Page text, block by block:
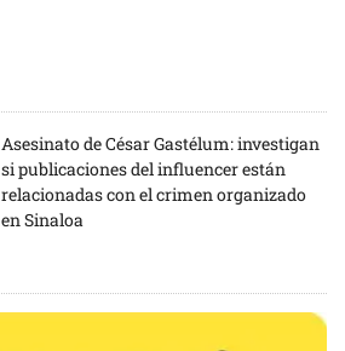
Asesinato de César Gastélum: investigan
si publicaciones del influencer están
relacionadas con el crimen organizado
en Sinaloa